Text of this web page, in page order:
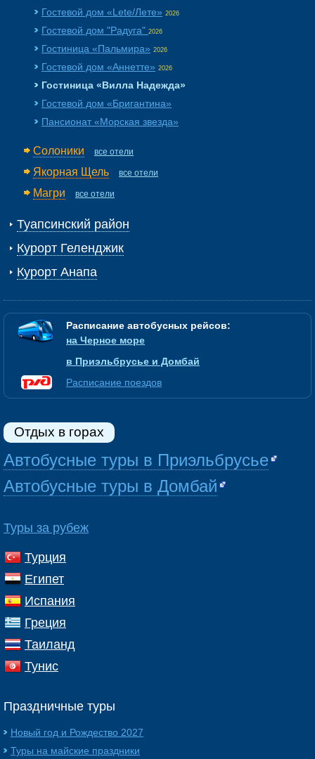
Гостевой дом «Lete/Лете» 2026
Гостевой дом "Радуга" 2026
Гостиница «Пальмира» 2026
Гостевой дом «Аннетте» 2026
Гостиница «Вилла Надежда»
Гостевой дом «Бригантина»
Пансионат «Морская звезда»
Солоники все отели
Якорная Щель все отели
Магри все отели
Туапсинский район
Курорт Геленджик
Курорт Анапа
Расписание автобусных рейсов:
на Черное море
в Приэльбрусье и Домбай
Расписание поездов
Отдых в горах
Автобусные туры в Приэльбрусье
Автобусные туры в Домбай
Туры за рубеж
Турция
Египет
Испания
Греция
Таиланд
Тунис
Праздничные туры
Новый год и Рождество 2027
Туры на майские праздники